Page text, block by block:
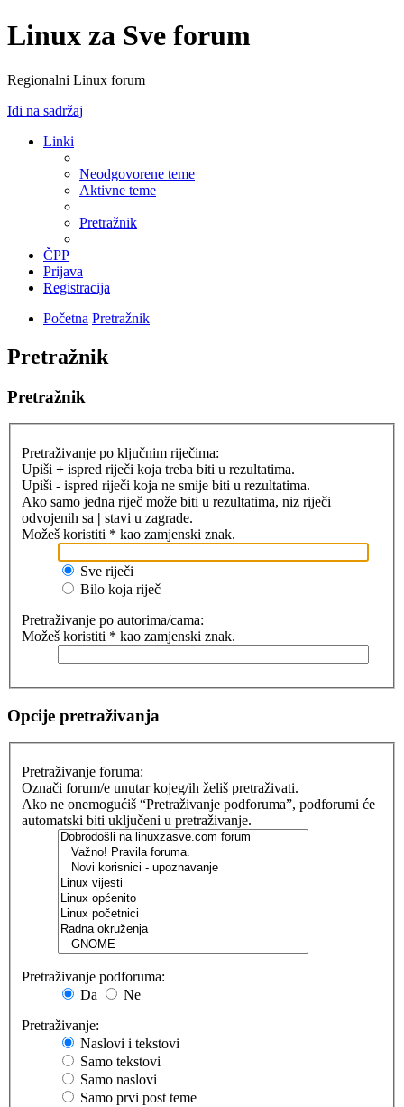
Linux za Sve forum
Regionalni Linux forum
Idi na sadržaj
Linki
Neodgovorene teme
Aktivne teme
Pretražnik
ČPP
Prijava
Registracija
Početna Pretražnik
Pretražnik
Pretražnik
Pretraživanje po ključnim riječima:
Upiši + ispred riječi koja treba biti u rezultatima.
Upiši - ispred riječi koja ne smije biti u rezultatima.
Ako samo jedna riječ može biti u rezultatima, niz riječi
odvojenih sa | stavi u zagrade.
Možeš koristiti * kao zamjenski znak.
Sve riječi
Bilo koja riječ
Pretraživanje po autorima/cama:
Možeš koristiti * kao zamjenski znak.
Opcije pretraživanja
Pretraživanje foruma:
Označi forum/e unutar kojeg/ih želiš pretraživati.
Ako ne onemogućiš “Pretraživanje podforuma”, podforumi će
automatski biti uključeni u pretraživanje.
Pretraživanje podforuma:
Da
Ne
Pretraživanje:
Naslovi i tekstovi
Samo tekstovi
Samo naslovi
Samo prvi post teme